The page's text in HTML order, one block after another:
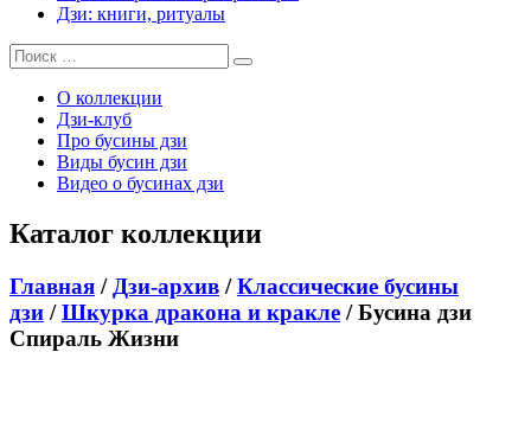
Дзи: книги, ритуалы
О коллекции
Дзи-клуб
Про бусины дзи
Виды бусин дзи
Видео о бусинах дзи
Каталог коллекции
Главная / Дзи-архив /Классические бусины
дзи /Шкурка дракона и кракле / Бусина дзи
Спираль Жизни